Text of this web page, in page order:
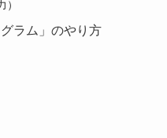
ラム」のやり方